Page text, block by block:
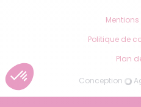
Politique de
Plan
Conception